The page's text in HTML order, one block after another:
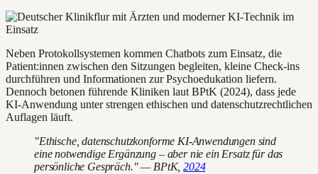
Neben Protokollsystemen kommen Chatbots zum Einsatz, die
Patient:innen zwischen den Sitzungen begleiten, kleine Check-ins
durchführen und Informationen zur Psychoedukation liefern.
Dennoch betonen führende Kliniken laut BPtK (2024), dass jede
KI-Anwendung unter strengen ethischen und datenschutzrechtlichen
Auflagen läuft.
"Ethische, datenschutzkonforme KI-Anwendungen sind
eine notwendige Ergänzung – aber nie ein Ersatz für das
persönliche Gespräch." — BPtK,2024